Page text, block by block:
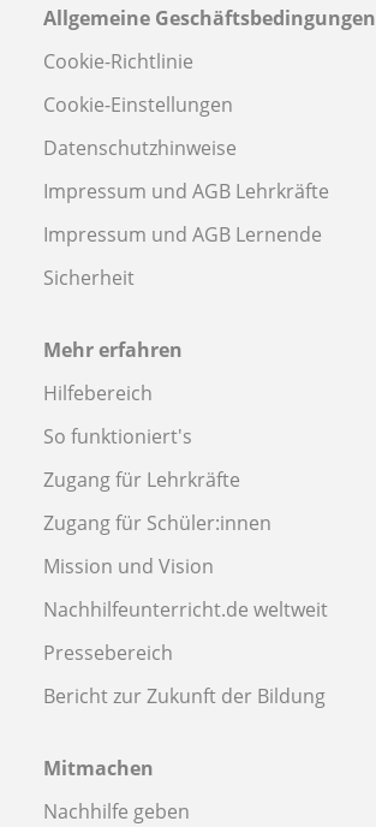
Allgemeine Geschäftsbedingungen
Cookie-Richtlinie
Cookie-Einstellungen
Datenschutzhinweise
Impressum und AGB Lehrkräfte
Impressum und AGB Lernende
Sicherheit
Mehr erfahren
Hilfebereich
So funktioniert's
Zugang für Lehrkräfte
Zugang für Schüler:innen
Mission und Vision
Nachhilfeunterricht.de weltweit
Pressebereich
Bericht zur Zukunft der Bildung
Mitmachen
Nachhilfe geben